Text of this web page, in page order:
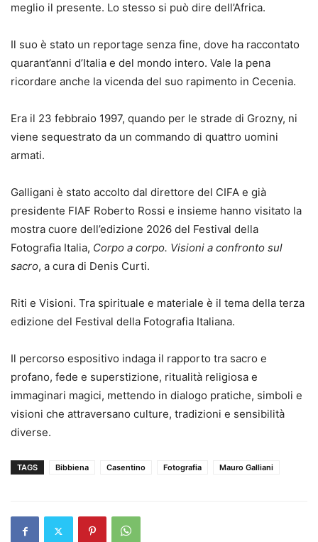
meglio il presente. Lo stesso si può dire dell’Africa.
Il suo è stato un reportage senza fine, dove ha raccontato
quarant’anni d’Italia e del mondo intero. Vale la pena
ricordare anche la vicenda del suo rapimento in Cecenia.
Era il 23 febbraio 1997, quando per le strade di Grozny, ni
viene sequestrato da un commando di quattro uomini
armati.
Galligani è stato accolto dal direttore del CIFA e già
presidente FIAF Roberto Rossi e insieme hanno visitato la
mostra cuore dell’edizione 2026 del Festival della
Fotografia Italia, Corpo a corpo. Visioni a confronto sul
sacro, a cura di Denis Curti.
Riti e Visioni. Tra spirituale e materiale è il tema della terza
edizione del Festival della Fotografia Italiana.
Il percorso espositivo indaga il rapporto tra sacro e
profano, fede e superstizione, ritualità religiosa e
immaginari magici, mettendo in dialogo pratiche, simboli e
visioni che attraversano culture, tradizioni e sensibilità
diverse.
TAGS Bibbiena Casentino Fotografia Mauro Galliani